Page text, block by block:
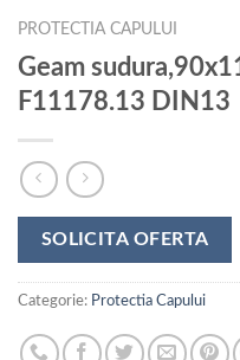
PROTECTIA CAPULUI
Geam
F11178.13 DIN13
SOLICITA OFERTA
Categorie: Protectia Capului